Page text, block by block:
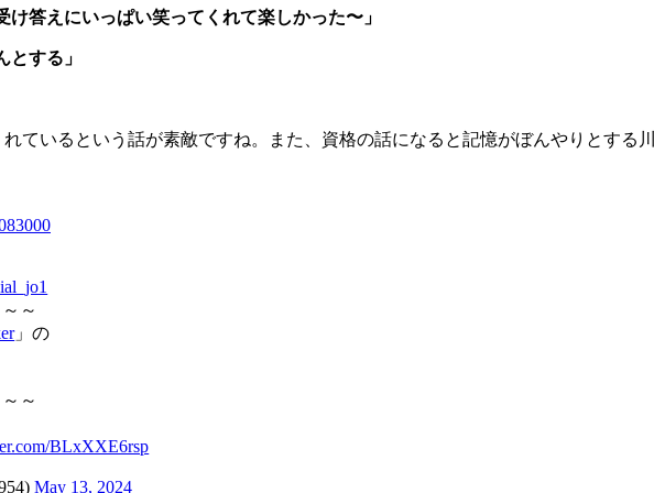
け答えにいっぱい笑ってくれて楽しかった〜」
とする」
ているという話が素敵ですね。また、資格の話になると記憶がぼんやりとする
～
」の
～
BLxXXE6rsp
May 13, 2024